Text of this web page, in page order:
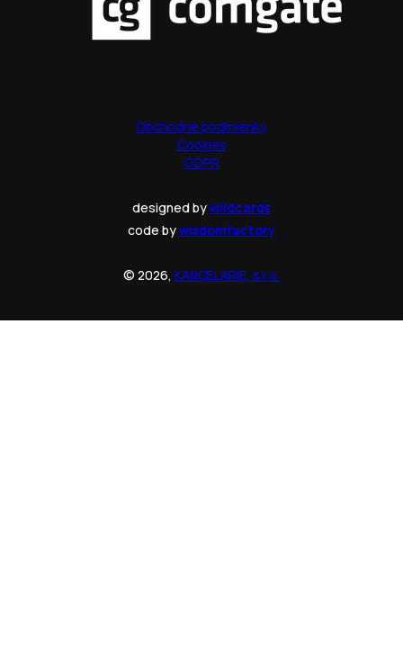
Obchodné podmienky
Cookies
GDPR
designed bywildcards
code bywisdomfactory
© 2026, KANCELARIE, s.r.o.